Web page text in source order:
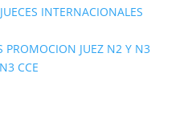
INTERNACIONALES
PROMOCION JUEZ N2 Y N3
CCE